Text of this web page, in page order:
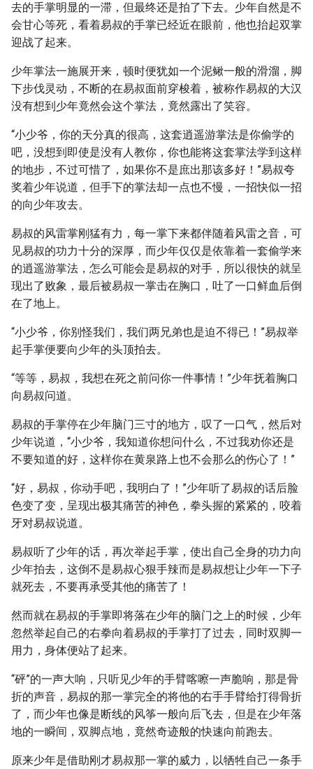
去的手掌明显的一滞，但最终还是拍了下去。少年自然是不
会甘心等死，看着易叔的手掌已经近在眼前，他也抬起双掌
迎战了起来。
少年掌法一施展开来，顿时便犹如一个泥鳅一般的滑溜，脚
下步伐灵动，不断的在易叔面前穿梭着，被称作易叔的大汉
没有想到少年竟然会这个掌法，竟然露出了笑容。
“小少爷，你的天分真的很高，这套逍遥游掌法是你偷学的
吧，没想到即使是没有人教你，你也能将这套掌法学到这样
的地步，不过可惜了，如果你不是庶出那该多好！”易叔夸
奖着少年说道，但手下的掌法却一点也不慢，一招快似一招
的向少年攻去。
易叔的风雷掌刚猛有力，每一掌下来都伴随着风雷之音，可
见易叔的功力十分的深厚，而少年仅仅是依靠着一套偷学来
的逍遥游掌法，怎么可能会是易叔的对手，所以很快的就呈
现出了败象，最后被易叔一掌击在胸口，吐了一口鲜血后倒
在了地上。
“小少爷，你别怪我们，我们两兄弟也是迫不得已！”易叔举
起手掌便要向少年的头顶拍去。
“等等，易叔，我想在死之前问你一件事情！”少年抚着胸口
向易叔问道。
易叔的手掌停在少年脑门三寸的地方，叹了一口气，然后对
少年说道，“小少爷，我知道你想问什么，不过我劝你还是
不要知道的好，这样你在黄泉路上也不会那么的伤心了！”
“好，易叔，你动手吧，我明白了！”少年听了易叔的话后脸
色变了变，呈现出极其痛苦的神色，拳头握的紧紧的，咬着
牙对易叔说道。
易叔听了少年的话，再次举起手掌，使出自己全身的功力向
少年拍去，这倒不是易叔心狠手辣而是易叔想让少年一下子
就死去，不要再承受其他的痛苦了！
然而就在易叔的手掌即将落在少年的脑门之上的时候，少年
忽然举起自己的右拳向着易叔的手掌打了过去，同时双脚一
用力，身体便站了起来。
“砰”的一声大响，只听见少年的手臂喀嚓一声脆响，那是骨
折的声音，易叔的那一掌完全的将他的右手手臂给打得骨折
了，而少年也像是断线的风筝一般向后飞去，但是在少年落
地的一瞬间，双脚点地，竟然奇迹般的快速向前跑去。
原来少年是借助刚才易叔那一掌的威力，以牺牲自己一条手